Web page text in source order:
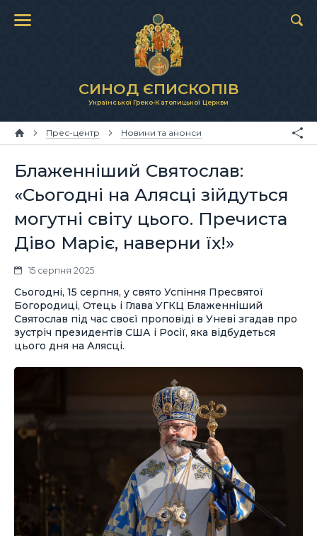
СИНОД ЄПИСКОПІВ
Української Греко-Католицької Церкви
Прес-центр Новини та анонси
Блаженніший Святослав:
«Сьогодні на Алясці зійдуться
могутні світу цього. Пречиста
Діво Маріє, наверни їх!»
15 серпня 2025
Сьогодні, 15 серпня, у свято Успіння Пресвятої
Богородиці, Отець і Глава УГКЦ Блаженніший
Святослав під час своєї проповіді в Уневі згадав про
зустріч президентів США і Росії, яка відбудеться
цього дня на Алясці.